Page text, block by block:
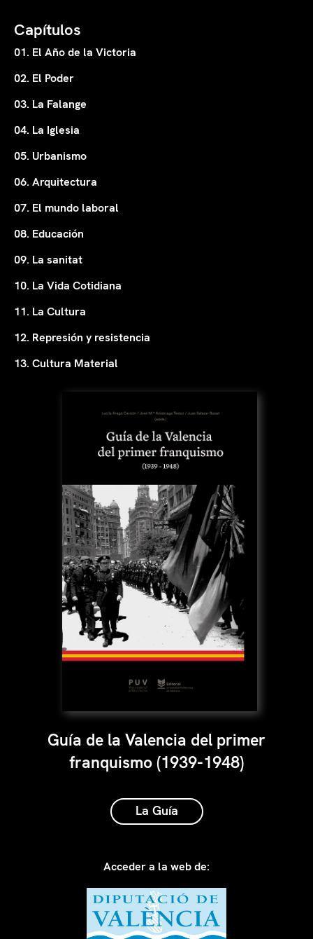
Capítulos
01. El Año de la Victoria
02. El Poder
03. La Falange
04. La Iglesia
05. Urbanismo
06. Arquitectura
07. El mundo laboral
08. Educación
09. La sanitat
10. La Vida Cotidiana
11. La Cultura
12. Represión y resistencia
13. Cultura Material
Guía de la Valencia del primer
franquismo (1939-1948)
La Guía
Acceder a la web de: